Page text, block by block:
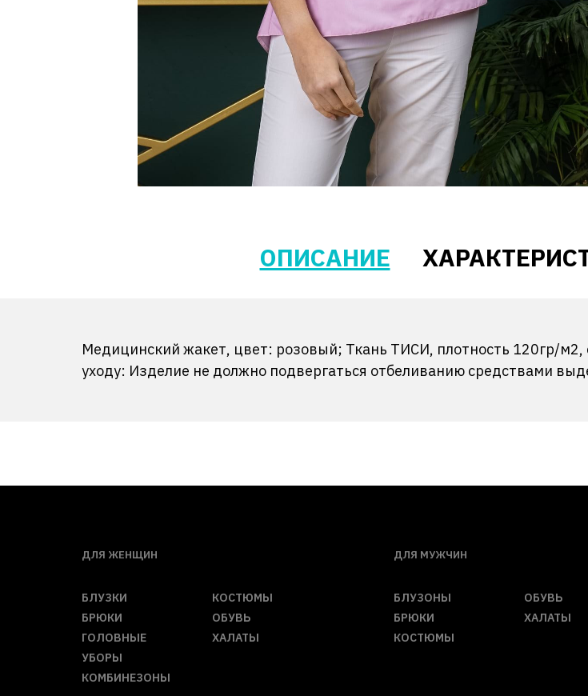
ОПИСАНИЕ
Медицинский жакет, цвет: розовый; Ткань ТИСИ, плотность 120гр/
уходу: Изделие не должно подвергаться отбеливанию средствами
ДЛЯ ЖЕНЩИН
БЛУЗКИ
БРЮКИ
ГОЛОВНЫЕ
УБОРЫ
КОМБИНЕЗОНЫ
КОСТЮМЫ
ОБУВЬ
ХАЛАТЫ
ДЛЯ МУЖЧИН
БЛУЗОНЫ
БРЮКИ
КОСТЮМЫ
ОБУВЬ
ХАЛАТЫ